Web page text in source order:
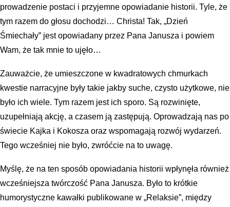
prowadzenie postaci i przyjemne opowiadanie historii. Tyle, że
tym razem do głosu dochodzi… Christa! Tak, „Dzień
Śmiechały” jest opowiadany przez Pana Janusza i powiem
Wam, że tak mnie to ujęło…
Zauważcie, że umieszczone w kwadratowych chmurkach
kwestie narracyjne były takie jakby suche, czysto użytkowe, nie
było ich wiele. Tym razem jest ich sporo. Są rozwinięte,
uzupełniają akcję, a czasem ją zastępują. Oprowadzają nas po
świecie Kajka i Kokosza oraz wspomagają rozwój wydarzeń.
Tego wcześniej nie było, zwróćcie na to uwagę.
Myślę, że na ten sposób opowiadania historii wpłynęła również
wcześniejsza twórczość Pana Janusza. Było to krótkie
humorystyczne kawałki publikowane w „Relaksie”, między